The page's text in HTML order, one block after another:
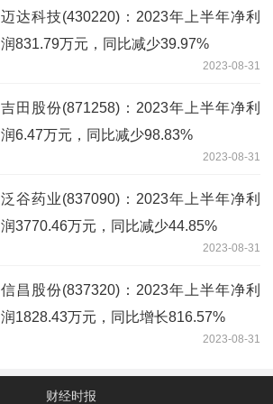
迈达科技(430220)：2023年上半年净利
润831.79万元，同比减少39.97%
2023-08-31
吉田股份(871258)：2023年上半年净利
润6.47万元，同比减少98.83%
2023-08-31
泛谷药业(837090)：2023年上半年净利
润3770.46万元，同比减少44.85%
2023-08-31
信昌股份(837320)：2023年上半年净利
润1828.43万元，同比增长816.57%
2023-08-31
财经时报